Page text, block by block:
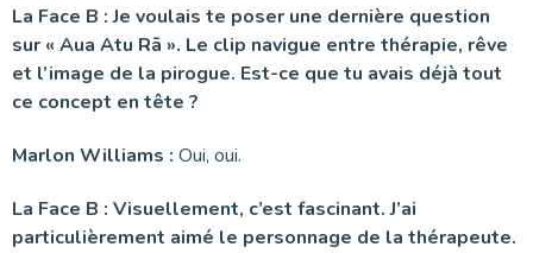
La Face B : Je voulais te poser une dernière question
sur « Aua Atu Rā ». Le clip navigue entre thérapie, rêve
et l’image de la pirogue. Est-ce que tu avais déjà tout
ce concept en tête ?
Marlon Williams : Oui, oui.
La Face B : Visuellement, c’est fascinant. J’ai
particulièrement aimé le personnage de la thérapeute.